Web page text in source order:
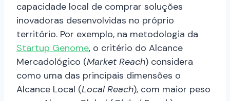
capacidade local de comprar soluções
inovadoras desenvolvidas no próprio
território. Por exemplo, na metodologia da
Startup Genome, o critério do Alcance
Mercadológico (Market Reach) considera
como uma das principais dimensões o
Alcance Local (Local Reach), com maior peso